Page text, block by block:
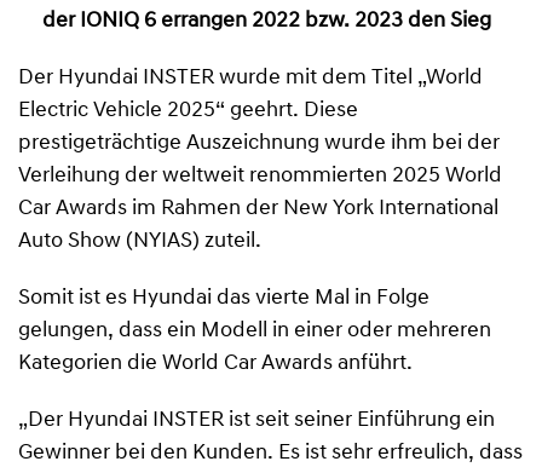
der IONIQ 6 errangen 2022 bzw. 2023 den Sieg
Der Hyundai INSTER wurde mit dem Titel „World
Electric Vehicle 2025“ geehrt. Diese
prestigeträchtige Auszeichnung wurde ihm bei der
Verleihung der weltweit renommierten 2025 World
Car Awards im Rahmen der New York International
Auto Show (NYIAS) zuteil.
Somit ist es Hyundai das vierte Mal in Folge
gelungen, dass ein Modell in einer oder mehreren
Kategorien die World Car Awards anführt.
„Der Hyundai INSTER ist seit seiner Einführung ein
Gewinner bei den Kunden. Es ist sehr erfreulich, dass